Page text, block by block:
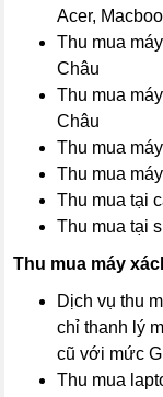
Acer,
Thu mua
Châu
Thu mua
Châu
Thu mua
Thu mua
Thu mua tại
Thu mua tại
Thu mua máy
Dịch vụ thu
chỉ thanh lý
cũ với mức
Thu mua